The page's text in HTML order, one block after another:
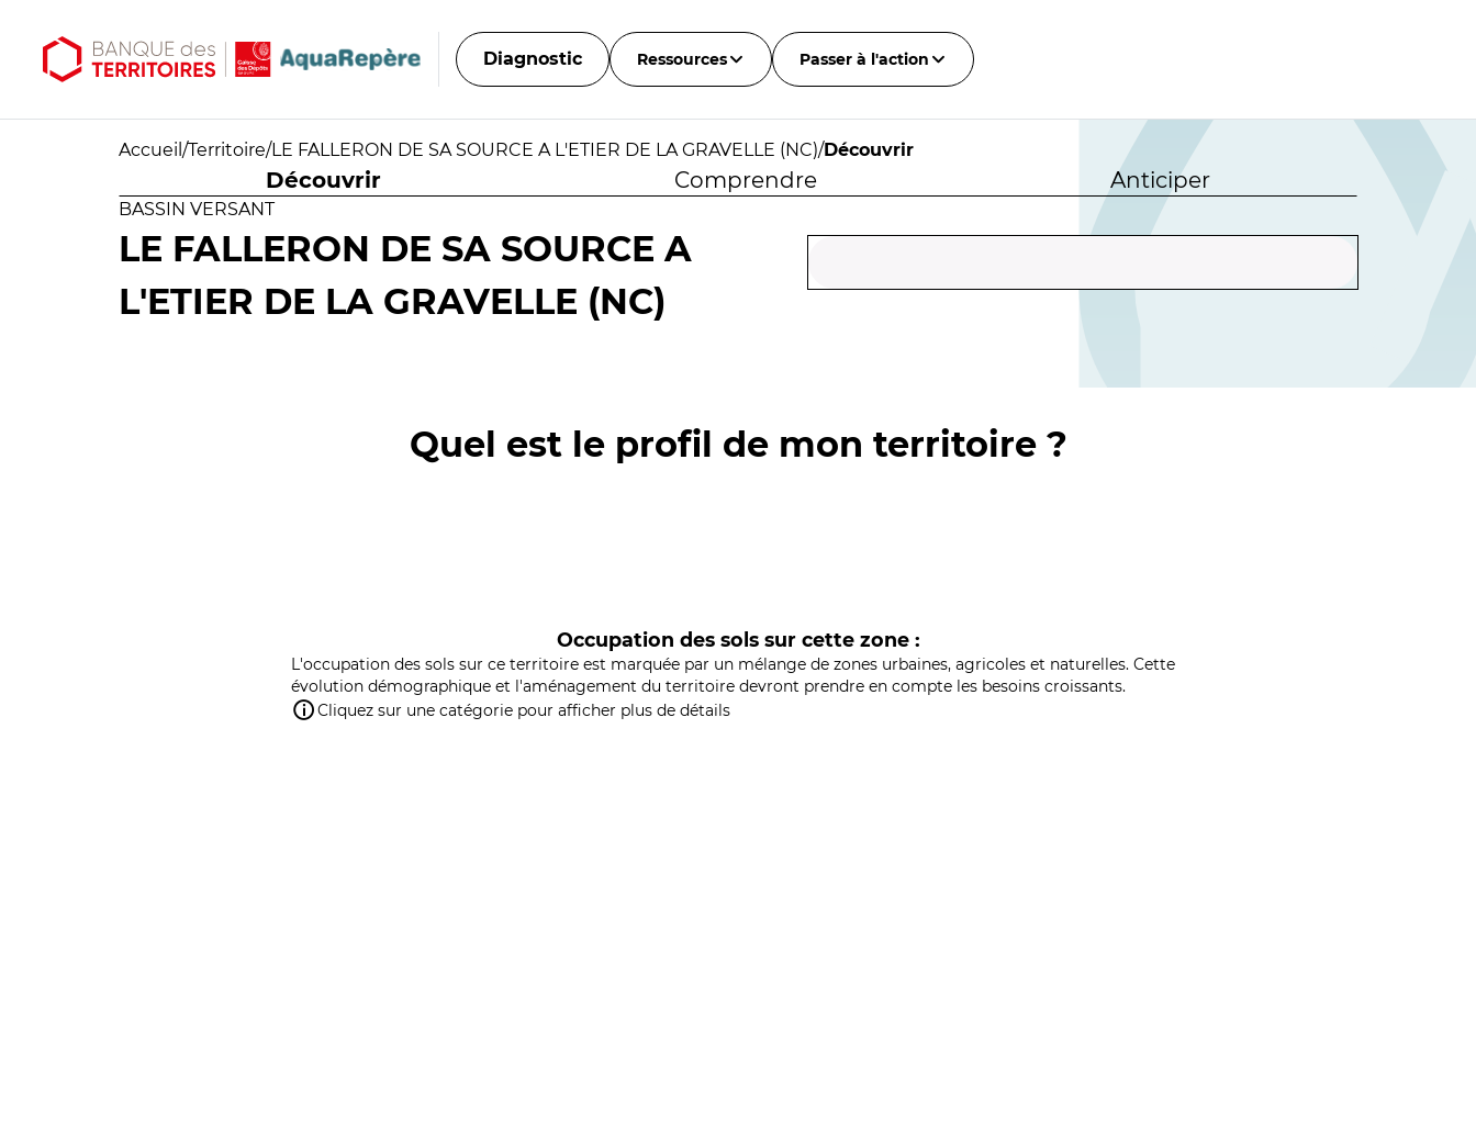
Diagnostic Ressources Passer à l'action
Accueil /Territoire/LE FALLERON DE SA SOURCE A L'ETIER DE LA GRAVELLE (NC)/Découvrir
Découvrir Comprendre Anticiper
BASSIN VERSANT
LE FALLERON DE SA SOURCE A
L'ETIER DE LA GRAVELLE (NC)
Quel est le profil de mon territoire ?
Occupation des sols sur cette zone :
L'occupation des sols sur ce territoire est marquée par un mélange de zones urbaines, agricoles et naturelles. Cette
évolution démographique et l'aménagement du territoire devront prendre en compte les besoins croissants.
Cliquez sur une catégorie pour afficher plus de détails